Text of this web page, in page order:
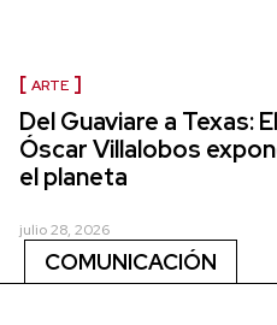
ARTE
Del Guaviare a Texas:
Óscar Villalobos
el planeta
julio 28, 2026
COMUNICACIÓN